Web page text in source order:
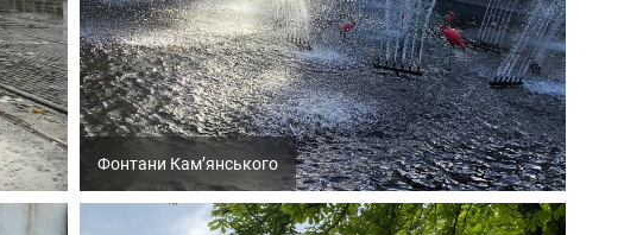
Фонтани Кам’янського